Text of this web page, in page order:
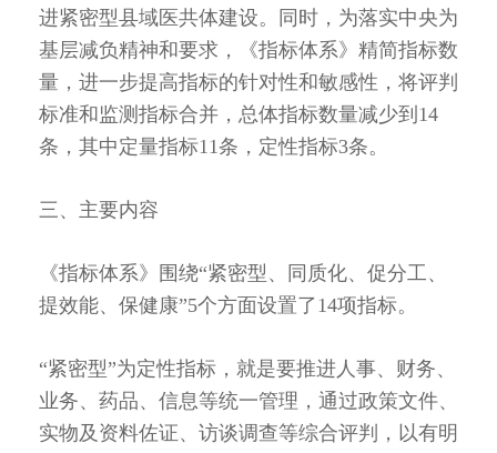
进紧密型县域医共体建设。同时，为落实中央为
基层减负精神和要求，《指标体系》精简指标数
量，进一步提高指标的针对性和敏感性，将评判
标准和监测指标合并，总体指标数量减少到14
条，其中定量指标11条，定性指标3条。
三、主要内容
《指标体系》围绕“紧密型、同质化、促分工、
提效能、保健康”5个方面设置了14项指标。
“紧密型”为定性指标，就是要推进人事、财务、
业务、药品、信息等统一管理，通过政策文件、
实物及资料佐证、访谈调查等综合评判，以有明